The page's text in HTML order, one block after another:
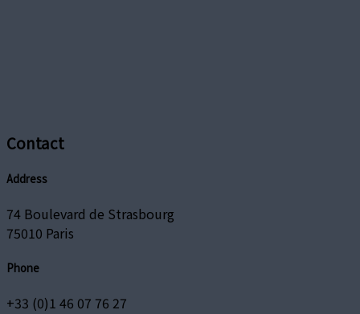
Contact
Address
74 Boulevard de Strasbourg
75010 Paris
Phone
+33 (0)1 46 07 76 27